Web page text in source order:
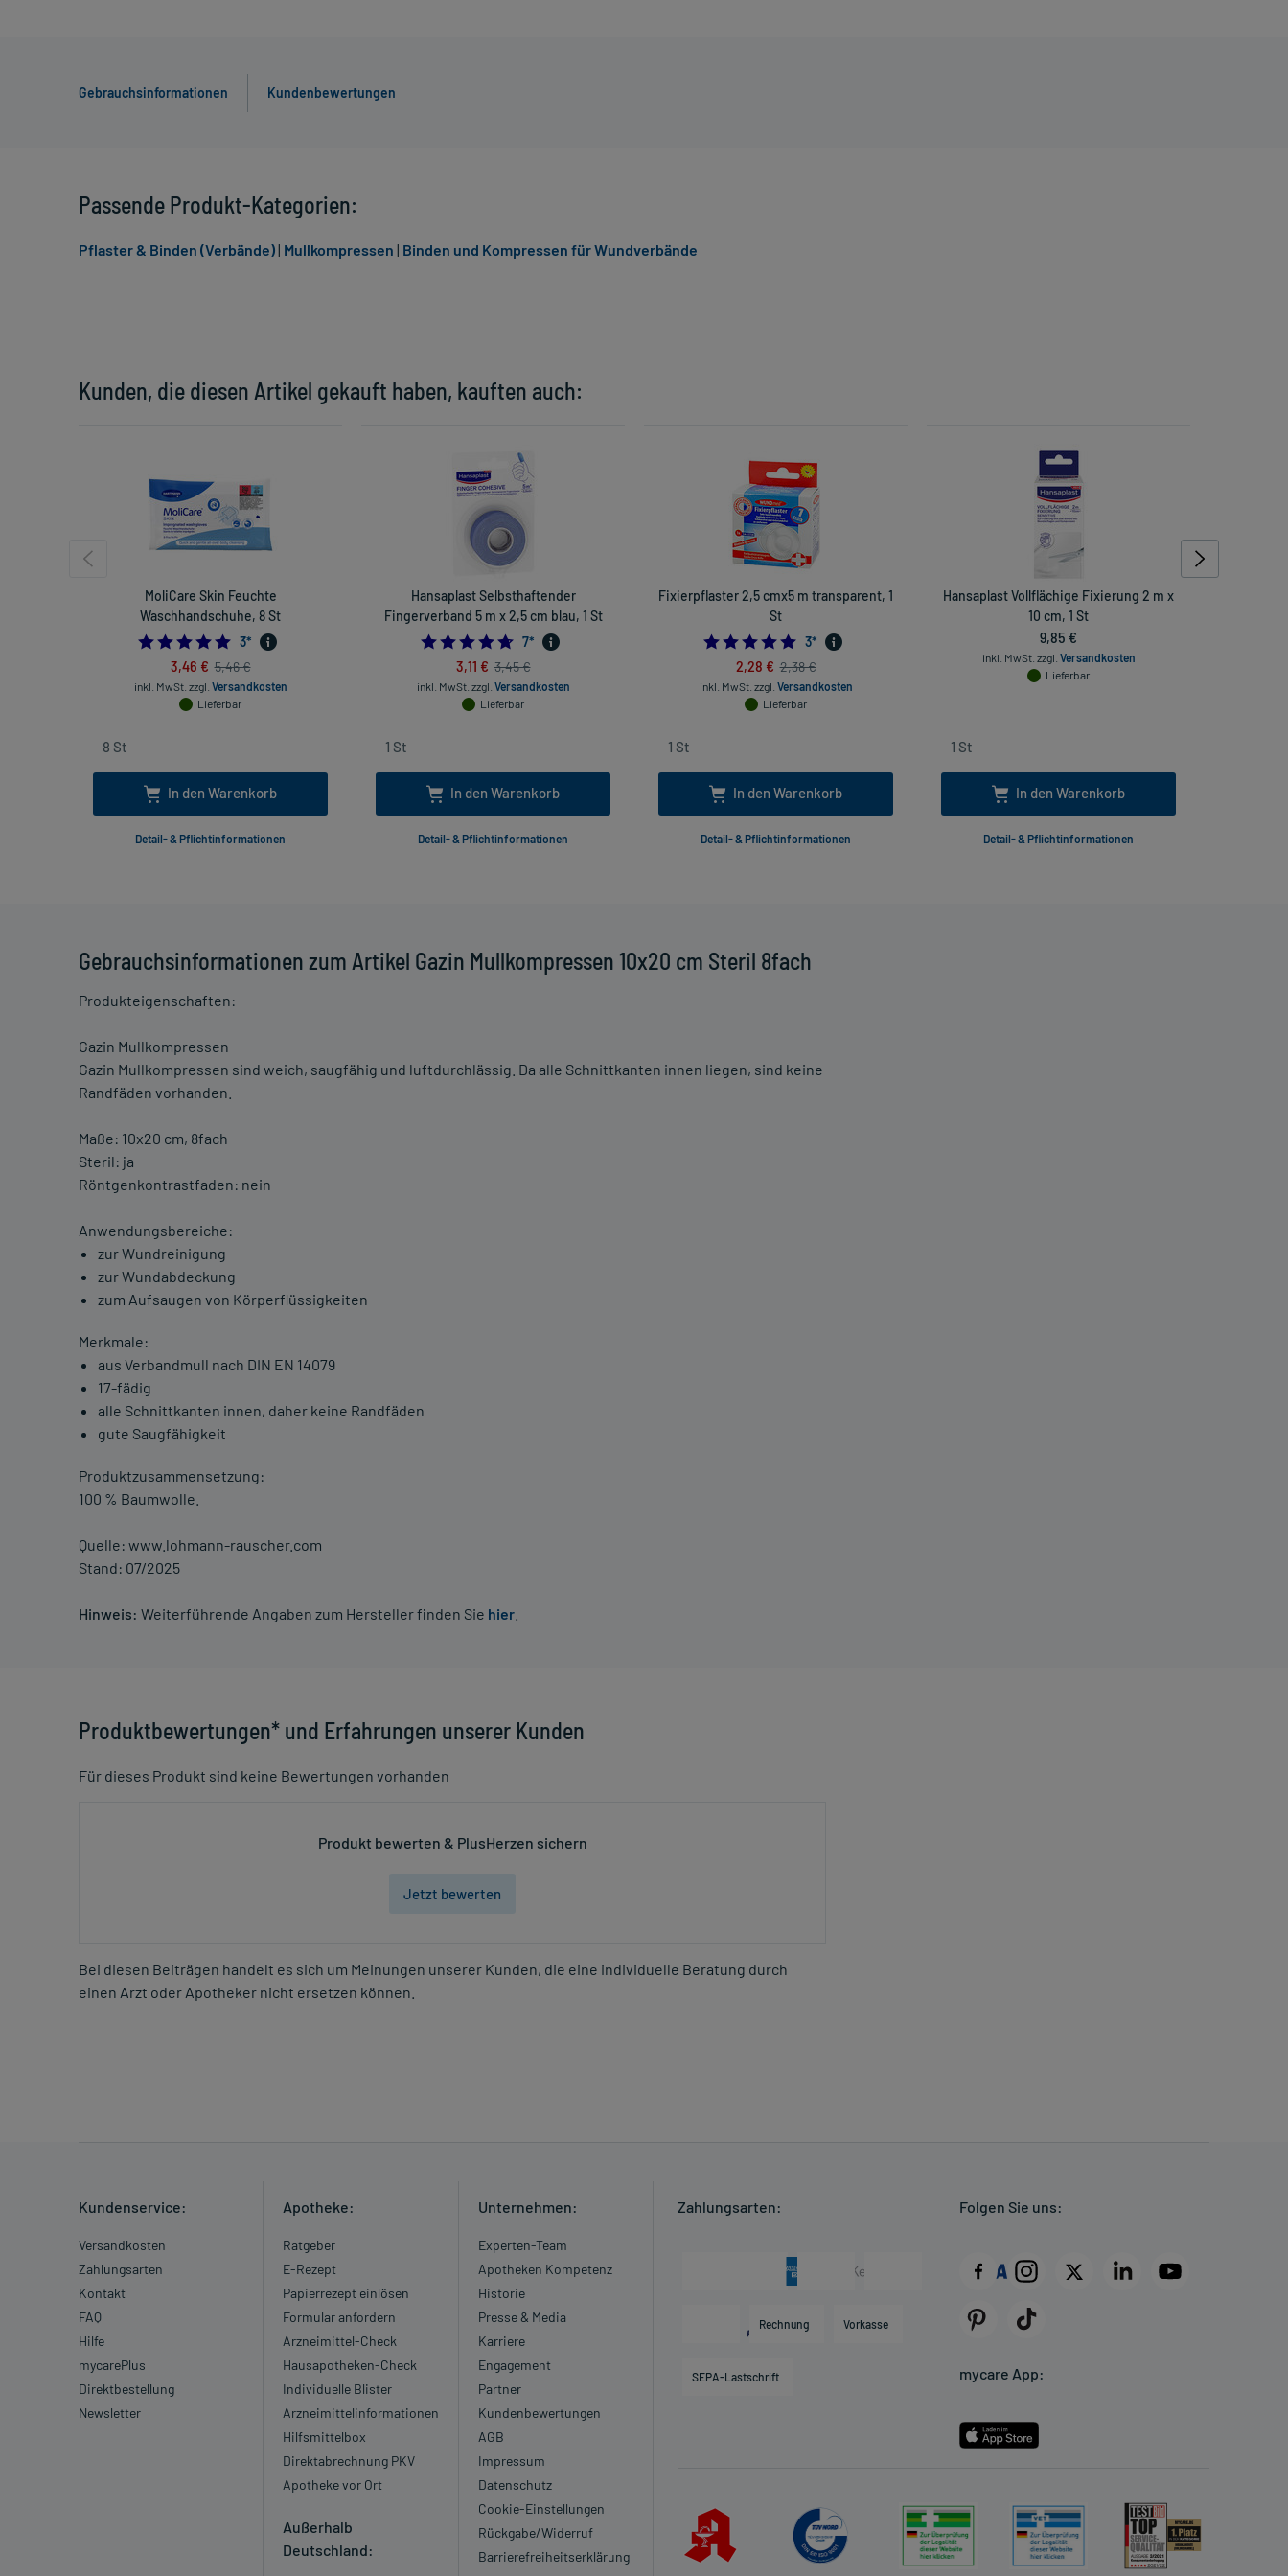
Gebrauchsinformationen Kundenbewertungen
Gebrauchsinformationen zum Artikel Gazin Mullkompressen 10x20 cm Steril 8fach
Produkteigenschaften:
Gazin Mullkompressen
Gazin Mullkompressen sind weich, saugfähig und luftdurchlässig. Da alle Schnittkanten innen liegen, sind keine
Randfäden vorhanden.
Maße: 10x20 cm, 8fach
Steril: ja
Röntgenkontrastfaden: nein
Anwendungsbereiche:
zur Wundreinigung
zur Wundabdeckung
zum Aufsaugen von Körperflüssigkeiten
Merkmale:
aus Verbandmull nach DIN EN 14079
17-fädig
alle Schnittkanten innen, daher keine Randfäden
gute Saugfähigkeit
Produktzusammensetzung:
100 % Baumwolle.
Quelle: www.lohmann-rauscher.com
Stand: 07/2025
Hinweis: Weiterführende Angaben zum Hersteller finden Sie hier
Produktbewertungen* und Erfahrungen unserer Kunden
Für dieses Produkt sind keine Bewertungen vorhanden
Produkt bewerten & PlusHerzen sichern
Jetzt bewerten
Bei diesen Beiträgen handelt es sich um Meinungen unserer Kunden, die eine individuelle Beratung durch
einen Arzt oder Apotheker nicht ersetzen können.
Kunden, die diesen Artikel gekauft haben, kauften auch:
MoliCare Skin Feuchte
Waschhandschuhe, 8 St
5.0
3*
3,46 € 5,46 €
inkl. MwSt. zzgl. Versandkosten
Lieferbar
In den Warenkorb
Detail- & Pflichtinformationen
Hansaplast Selbsthaftender
Fingerverband 5 m x 2,5 cm blau, 1 St
4.714285714285714
7*
3,11 € 3,45 €
inkl. MwSt. zzgl. Versandkosten
Lieferbar
In den Warenkorb
Detail- & Pflichtinformationen
Fixierpflaster 2,5 cmx5 m transparent, 1
St
5.0
3*
2,28 € 2,38 €
inkl. MwSt. zzgl. Versandkosten
Lieferbar
In den Warenkorb
Detail- & Pflichtinformationen
Hansaplast Vollflächige Fixierung 2 m x
10 cm, 1 St
9,85 €
inkl. MwSt. zzgl. Versandkosten
Lieferbar
In den Warenkorb
Detail- & Pflichtinformationen
Passende Produkt-Kategorien:
Pflaster & Binden (Verbände)| Mullkompressen | Binden und Kompressen für Wundverbände
Kundenservice:
Versandkosten
Zahlungsarten
Kontakt
FAQ
Hilfe
mycarePlus
Direktbestellung
Newsletter
Apotheke:
Ratgeber
E-Rezept
Papierrezept einlösen
Formular anfordern
Arzneimittel-Check
Hausapotheken-Check
Individuelle Blister
Arzneimittelinformationen
Hilfsmittelbox
Direktabrechnung PKV
Apotheke vor Ort
Außerhalb
Deutschland:
Unternehmen:
Experten-Team
Apotheken Kompetenz
Historie
Presse & Media
Karriere
Engagement
Partner
Kundenbewertungen
AGB
Impressum
Datenschutz
Cookie-Einstellungen
Rückgabe/Widerruf
Barrierefreiheitserklärung
Zahlungsarten:
Rechnung Vorkasse
SEPA-Lastschrift
Folgen Sie uns:
mycare App: